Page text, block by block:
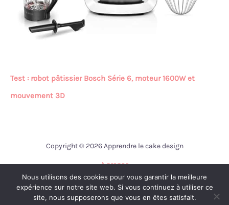
Test : robot pâtissier Bosch Série 6, moteur 1600W et
mouvement 3D
Copyright © 2026 Apprendre le cake design
A propos
Contact
Mentions légales
Nous utilisons des cookies pour vous garantir la meilleure
expérience sur notre site web. Si vous continuez à utiliser ce
site, nous supposerons que vous en êtes satisfait.